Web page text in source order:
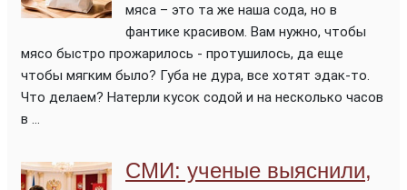
мяса – это та же наша сода, но в
фантике красивом. Вам нужно, чтобы
мясо быстро прожарилось - протушилось, да еще
чтобы мягким было? Губа не дура, все хотят эдак-то.
Что делаем? Натерли кусок содой и на несколько часов
в ...
СМИ: ученые выяснили,